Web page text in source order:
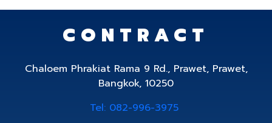
CONTRACT
Chaloem Phrakiat Rama 9 Rd., Prawet, Prawet,
Bangkok, 10250
Tel: 082-996-3975